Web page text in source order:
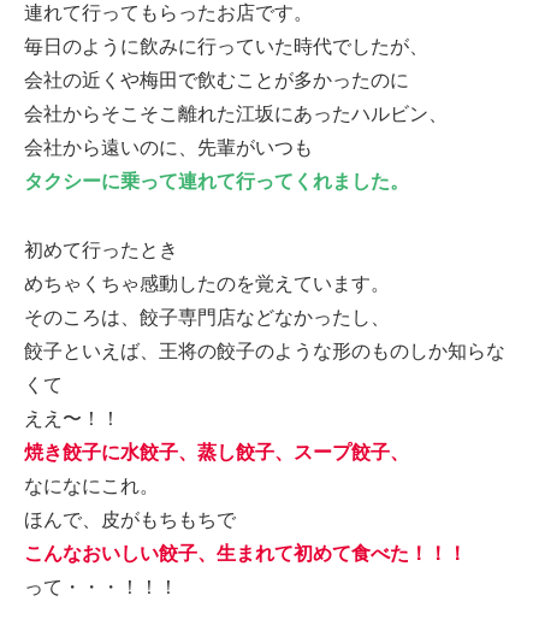
連れて行ってもらったお店です。
毎日のように飲みに行っていた時代でしたが、
会社の近くや梅田で飲むことが多かったのに
会社からそこそこ離れた江坂にあったハルビン、
会社から遠いのに、先輩がいつも
タクシーに乗って連れて行ってくれました。
初めて行ったとき
めちゃくちゃ感動したのを覚えています。
そのころは、餃子専門店などなかったし、
餃子といえば、王将の餃子のような形のものしか知らな
くて
ええ〜！！
焼き餃子に水餃子、蒸し餃子、スープ餃子、
なになにこれ。
ほんで、皮がもちもちで
こんなおいしい餃子、生まれて初めて食べた！！！
って・・・！！！